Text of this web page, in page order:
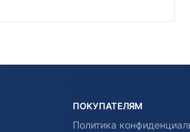
ПОКУПАТЕЛЯМ
Политика